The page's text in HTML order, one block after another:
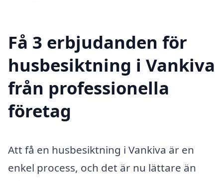
Få 3 erbjudanden för
husbesiktning i Vankiva
från professionella
företag
Att få en husbesiktning i Vankiva är en
enkel process, och det är nu lättare än